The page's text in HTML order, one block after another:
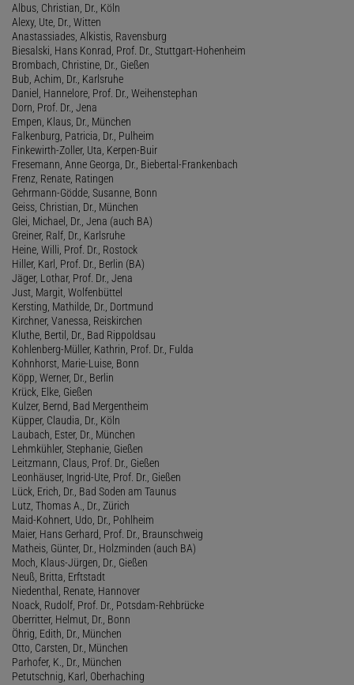
Albus, Christian, Dr., Köln
Alexy, Ute, Dr., Witten
Anastassiades, Alkistis, Ravensburg
Biesalski, Hans Konrad, Prof. Dr., Stuttgart-Hohenheim
Brombach, Christine, Dr., Gießen
Bub, Achim, Dr., Karlsruhe
Daniel, Hannelore, Prof. Dr., Weihenstephan
Dorn, Prof. Dr., Jena
Empen, Klaus, Dr., München
Falkenburg, Patricia, Dr., Pulheim
Finkewirth-Zoller, Uta, Kerpen-Buir
Fresemann, Anne Georga, Dr., Biebertal-Frankenbach
Frenz, Renate, Ratingen
Gehrmann-Gödde, Susanne, Bonn
Geiss, Christian, Dr., München
Glei, Michael, Dr., Jena (auch BA)
Greiner, Ralf, Dr., Karlsruhe
Heine, Willi, Prof. Dr., Rostock
Hiller, Karl, Prof. Dr., Berlin (BA)
Jäger, Lothar, Prof. Dr., Jena
Just, Margit, Wolfenbüttel
Kersting, Mathilde, Dr., Dortmund
Kirchner, Vanessa, Reiskirchen
Kluthe, Bertil, Dr., Bad Rippoldsau
Kohlenberg-Müller, Kathrin, Prof. Dr., Fulda
Kohnhorst, Marie-Luise, Bonn
Köpp, Werner, Dr., Berlin
Krück, Elke, Gießen
Kulzer, Bernd, Bad Mergentheim
Küpper, Claudia, Dr., Köln
Laubach, Ester, Dr., München
Lehmkühler, Stephanie, Gießen
Leitzmann, Claus, Prof. Dr., Gießen
Leonhäuser, Ingrid-Ute, Prof. Dr., Gießen
Lück, Erich, Dr., Bad Soden am Taunus
Lutz, Thomas A., Dr., Zürich
Maid-Kohnert, Udo, Dr., Pohlheim
Maier, Hans Gerhard, Prof. Dr., Braunschweig
Matheis, Günter, Dr., Holzminden (auch BA)
Moch, Klaus-Jürgen, Dr., Gießen
Neuß, Britta, Erftstadt
Niedenthal, Renate, Hannover
Noack, Rudolf, Prof. Dr., Potsdam-Rehbrücke
Oberritter, Helmut, Dr., Bonn
Öhrig, Edith, Dr., München
Otto, Carsten, Dr., München
Parhofer, K., Dr., München
Petutschnig, Karl, Oberhaching